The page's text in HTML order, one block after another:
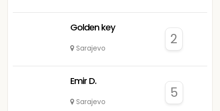
Golden key
Sarajevo
2
Emir D.
Sarajevo
5